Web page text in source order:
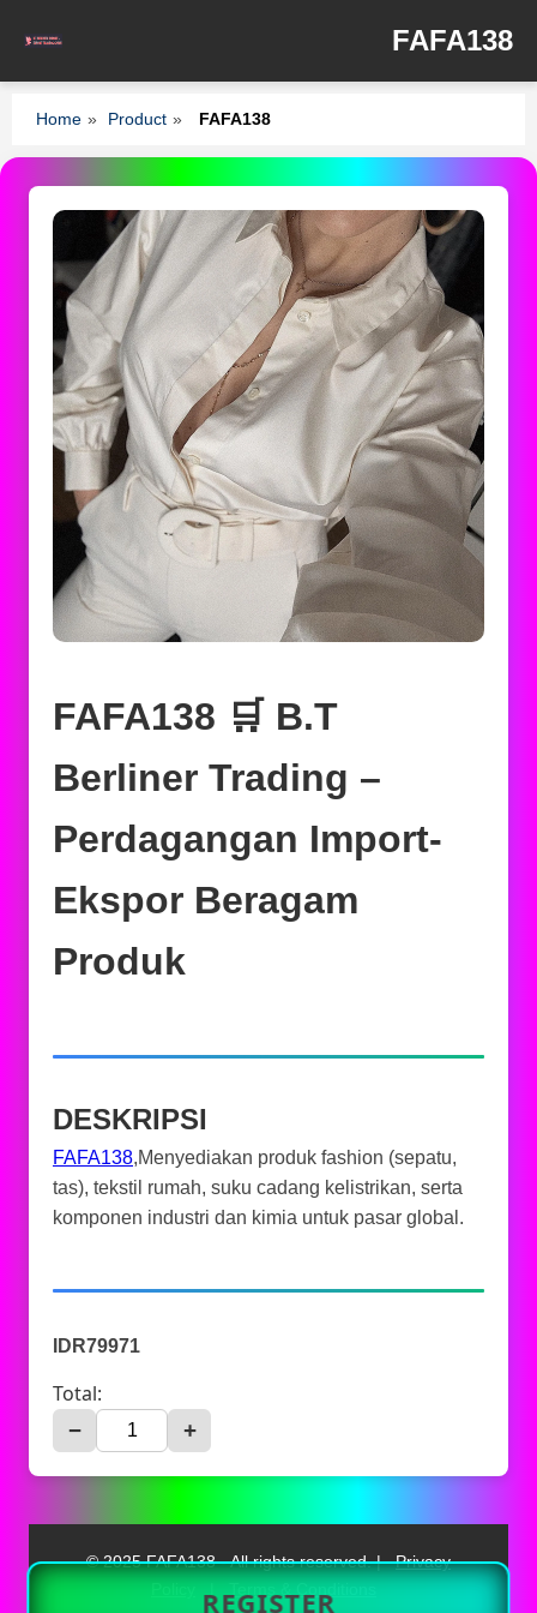
FAFA138
Home » Product » FAFA138
FAFA138 🛒 B.T
Berliner Trading –
Perdagangan Import-
Ekspor Beragam
Produk
DESKRIPSI
FAFA138,Menyediakan produk fashion (sepatu,
tas), tekstil rumah, suku cadang kelistrikan, serta
komponen industri dan kimia untuk pasar global.
IDR79971
Total:
− +
REGISTER
© 2025 FAFA138 - All rights reserved. | Privacy